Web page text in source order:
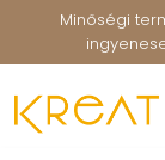
Minőségi